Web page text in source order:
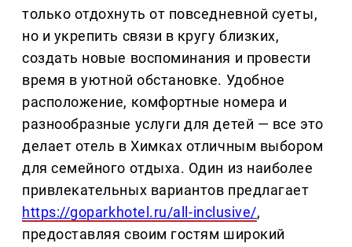
только отдохнуть от повседневной суеты,
но и укрепить связи в кругу близких,
создать новые воспоминания и провести
время в уютной обстановке. Удобное
расположение, комфортные номера и
разнообразные услуги для детей — все это
делает отель в Химках отличным выбором
для семейного отдыха. Один из наиболее
привлекательных вариантов предлагает
https://goparkhotel.ru/all-inclusive/,
предоставляя своим гостям широкий